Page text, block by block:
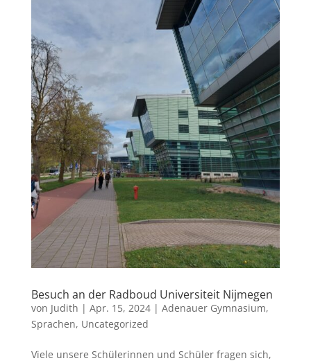
Besuch an der Radboud Universiteit Nijmegen
von Judith | Apr. 15, 2024| Adenauer Gymnasium,
Sprachen, Uncategorized
Viele unsere Schülerinnen und Schüler fragen sich,